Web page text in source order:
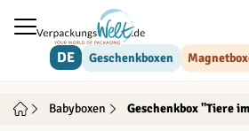
Direkt zum Inhalt
DE Geschenkboxen
Babyboxen Geschenkbox "Tiere